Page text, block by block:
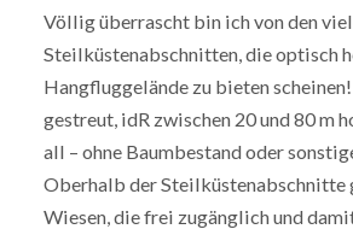
Völlig überrascht bin ich von den
Steilküstenabschnitten, die optisch
Hangfluggelände zu bieten
gestreut, idR zwischen 20 und 80 m
all – ohne Baumbestand oder
Oberhalb der Steilküstenabschnitte
Wiesen, die frei zugänglich und